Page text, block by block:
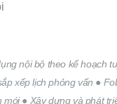
hoạch tuyển dụng của công ty. ●
xếp lịch phỏng vấn ●
● Xây dựng và phát